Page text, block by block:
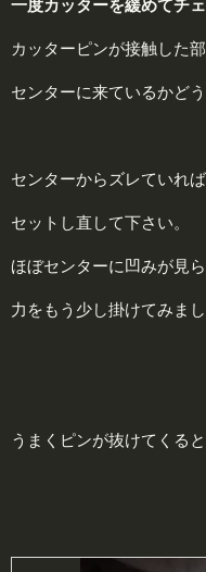
一度カッターを緩めてチ
カッターピンが接触した
センターに来ているかど
センターからズレていれ
セットし直して下さい。
ほぼセンターに凹みが見
力をもう少し掛けてみまし
うまくピンが抜けてくる